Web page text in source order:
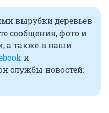
вырубки деревьев
сообщения, фото и
а также в наши
и
службы новостей: